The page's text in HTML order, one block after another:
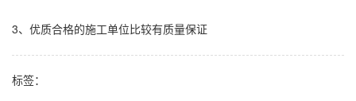
3、优质合格的施工单位比较有质量保证
标签：